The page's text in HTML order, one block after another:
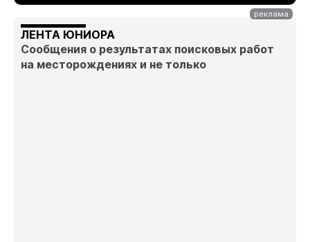
ЛЕНТА ЮНИОРА
Сообщения о результатах поисковых работ
на месторождениях и не только